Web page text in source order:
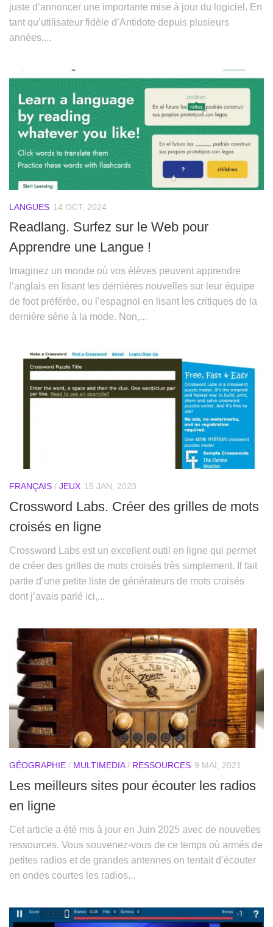
juste d’annoncer une importante mise à jour du logiciel. En
tant qu’utilisateur fidèle d’Antidote depuis plusieurs
années,...
LANGUES 14 OCT, 2024
Readlang. Surfez sur le Web pour
Apprendre une Langue !
Imaginez un monde où vos élèves peuvent apprendre
l’anglais en lisant les dernières nouvelles sur leur équipe
de foot préférée, ou l’espagnol en lisant les critiques de la
dernière série à la mode. Non,...
FRANÇAIS / JEUX 15 JAN, 2023
Crossword Labs. Créer des grilles de mots
croisés en ligne
Crossword Labs est un excellent outil en ligne qui permet
de créer des grilles de mots croisés très simplement. Il fait
partie d’une petite liste de générateurs de mots croisés
dont j’avais parlé ici,...
GÉOGRAPHIE / MULTIMEDIA/ RESSOURCES 9 MAI, 2021
Les meilleurs sites pour écouter les radios
en ligne
Cet article a été mis à jour en Juin 2025 avec de nouvelles
ressources. Vous souvenez-vous de ce temps où armés de
petites radios et de grandes antennes on tentait d’écouter
en ondes courtes les radios...